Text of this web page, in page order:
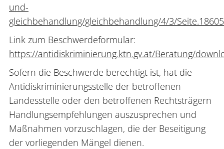
und-
gleichbehandlung/gleichbehandlung/4/3/
Link zum Beschwerdeformular:
https://antidiskriminierung.ktn.gv.at/Beratung/
Sofern die Beschwerde berechtigt ist, hat die
Antidiskriminierungsstelle der betroffenen
Landesstelle oder den betroffenen Rechtsträgern
Handlungsempfehlungen auszusprechen und
Maßnahmen vorzuschlagen, die der Beseitigung
der vorliegenden Mängel dienen.